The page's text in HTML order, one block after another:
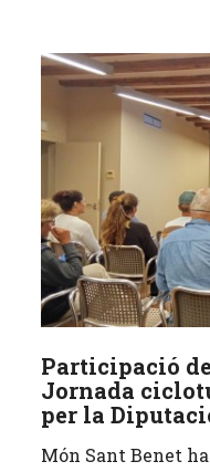
Participació
Jornada
per la
Món Sant Benet